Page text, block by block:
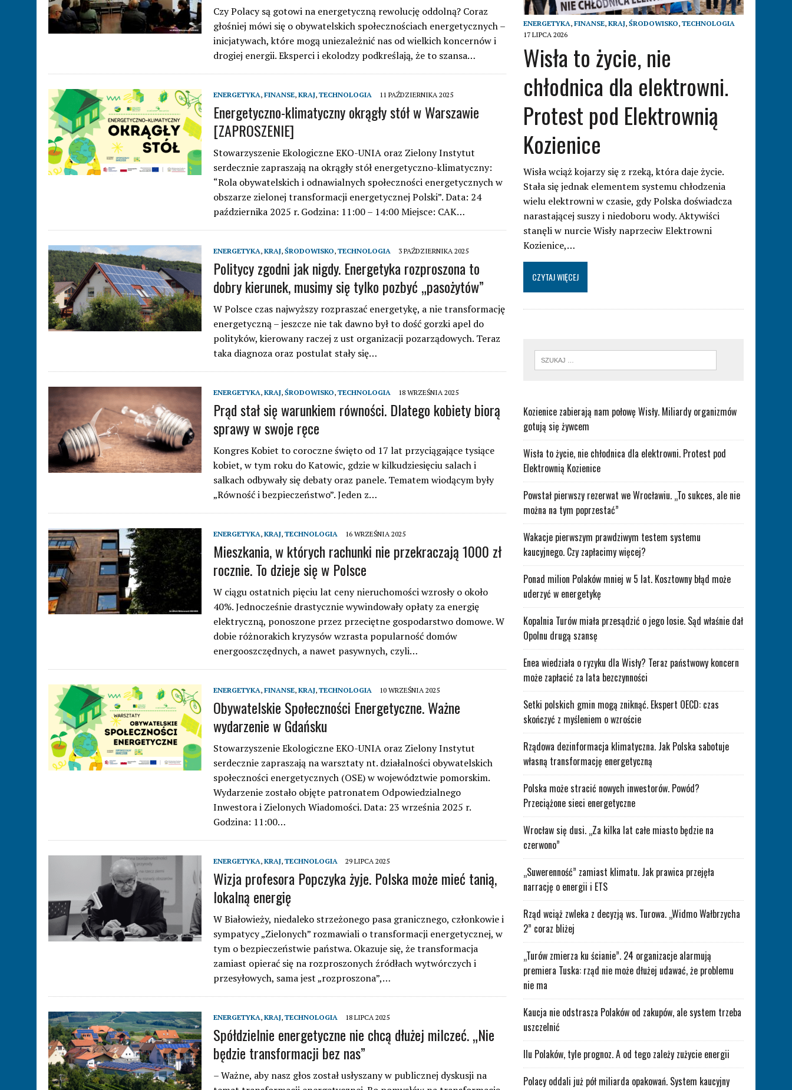
Czy Polacy są gotowi na energetyczną rewolucję oddolną? Coraz
głośniej mówi się o obywatelskich społecznościach energetycznych –
inicjatywach, które mogą uniezależnić nas od wielkich koncernów i
drogiej energii. Eksperci i ekolodzy podkreślają, że to szansa…
ENERGETYKA, FINANSE, KRAJ, TECHNOLOGIA 11 PAŹDZIERNIKA 2025
Energetyczno-klimatyczny okrągły stół w Warszawie
[ZAPROSZENIE]
Stowarzyszenie Ekologiczne EKO-UNIA oraz Zielony Instytut
serdecznie zapraszają na okrągły stół energetyczno-klimatyczny:
“Rola obywatelskich i odnawialnych społeczności energetycznych w
obszarze zielonej transformacji energetycznej Polski”. Data: 24
października 2025 r. Godzina: 11:00 – 14:00 Miejsce: CAK…
ENERGETYKA, KRAJ, ŚRODOWISKO, TECHNOLOGIA 3 PAŹDZIERNIKA 2025
Politycy zgodni jak nigdy. Energetyka rozproszona to
dobry kierunek, musimy się tylko pozbyć „pasożytów”
W Polsce czas najwyższy rozpraszać energetykę, a nie transformację
energetyczną – jeszcze nie tak dawno był to dość gorzki apel do
polityków, kierowany raczej z ust organizacji pozarządowych. Teraz
taka diagnoza oraz postulat stały się…
ENERGETYKA, KRAJ, ŚRODOWISKO, TECHNOLOGIA 18 WRZEŚNIA 2025
Prąd stał się warunkiem równości. Dlatego kobiety biorą
sprawy w swoje ręce
Kongres Kobiet to coroczne święto od 17 lat przyciągające tysiące
kobiet, w tym roku do Katowic, gdzie w kilkudziesięciu salach i
salkach odbywały się debaty oraz panele. Tematem wiodącym były
„Równość i bezpieczeństwo”. Jeden z…
ENERGETYKA, KRAJ, TECHNOLOGIA 16 WRZEŚNIA 2025
Mieszkania, w których rachunki nie przekraczają 1000 zł
rocznie. To dzieje się w Polsce
W ciągu ostatnich pięciu lat ceny nieruchomości wzrosły o około
40%. Jednocześnie drastycznie wywindowały opłaty za energię
elektryczną, ponoszone przez przeciętne gospodarstwo domowe. W
dobie różnorakich kryzysów wzrasta popularność domów
energooszczędnych, a nawet pasywnych, czyli…
ENERGETYKA, FINANSE, KRAJ, TECHNOLOGIA 10 WRZEŚNIA 2025
Obywatelskie Społeczności Energetyczne. Ważne
wydarzenie w Gdańsku
Stowarzyszenie Ekologiczne EKO-UNIA oraz Zielony Instytut
serdecznie zapraszają na warsztaty nt. działalności obywatelskich
społeczności energetycznych (OSE) w województwie pomorskim.
Wydarzenie zostało objęte patronatem Odpowiedzialnego
Inwestora i Zielonych Wiadomości. Data: 23 września 2025 r.
Godzina: 11:00…
ENERGETYKA, KRAJ, TECHNOLOGIA 29 LIPCA 2025
Wizja profesora Popczyka żyje. Polska może mieć tanią,
lokalną energię
W Białowieży, niedaleko strzeżonego pasa granicznego, członkowie i
sympatycy „Zielonych” rozmawiali o transformacji energetycznej, w
tym o bezpieczeństwie państwa. Okazuje się, że transformacja
zamiast opierać się na rozproszonych źródłach wytwórczych i
przesyłowych, sama jest „rozproszona”,…
ENERGETYKA, KRAJ, TECHNOLOGIA 18 LIPCA 2025
Spółdzielnie energetyczne nie chcą dłużej milczeć. „Nie
będzie transformacji bez nas”
– Ważne, aby nasz głos został usłyszany w publicznej dyskusji na
ENERGETYKA,FINANSE,KRAJ,ŚRODOWISKO,TECHNOLOGIA
17 LIPCA 2026
Wisła to życie, nie
chłodnica dla elektrowni.
Protest pod Elektrownią
Kozienice
Wisła wciąż kojarzy się z rzeką, która daje życie.
Stała się jednak elementem systemu chłodzenia
wielu elektrowni w czasie, gdy Polska doświadcza
narastającej suszy i niedoboru wody. Aktywiści
stanęli w nurcie Wisły naprzeciw Elektrowni
Kozienice,…
CZYTAJ WIĘCEJ
Kozienice zabierają nam połowę Wisły. Miliardy organizmów
gotują się żywcem
Wisła to życie, nie chłodnica dla elektrowni. Protest pod
Elektrownią Kozienice
Powstał pierwszy rezerwat we Wrocławiu. „To sukces, ale nie
można na tym poprzestać”
Wakacje pierwszym prawdziwym testem systemu
kaucyjnego. Czy zapłacimy więcej?
Ponad milion Polaków mniej w 5 lat. Kosztowny błąd może
uderzyć w energetykę
Kopalnia Turów miała przesądzić o jego losie. Sąd właśnie dał
Opolnu drugą szansę
Enea wiedziała o ryzyku dla Wisły? Teraz państwowy koncern
może zapłacić za lata bezczynności
Setki polskich gmin mogą zniknąć. Ekspert OECD: czas
skończyć z myśleniem o wzroście
Rządowa dezinformacja klimatyczna. Jak Polska sabotuje
własną transformację energetyczną
Polska może stracić nowych inwestorów. Powód?
Przeciążone sieci energetyczne
Wrocław się dusi. „Za kilka lat całe miasto będzie na
czerwono”
„Suwerenność” zamiast klimatu. Jak prawica przejęła
narrację o energii i ETS
Rząd wciąż zwleka z decyzją ws. Turowa. „Widmo Wałbrzycha
2” coraz bliżej
„Turów zmierza ku ścianie”. 24 organizacje alarmują
premiera Tuska: rząd nie może dłużej udawać, że problemu
nie ma
Kaucja nie odstrasza Polaków od zakupów, ale system trzeba
uszczelnić
Ilu Polaków, tyle prognoz. A od tego zależy zużycie energii
Polacy oddali już pół miliarda opakowań. System kaucyjny